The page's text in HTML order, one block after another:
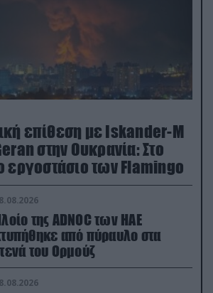
επίθεση με Iskander-M
στην Ουκρανία: Στο
εργοστάσιο των Flamingo
της ADNOC των ΗΑΕ
από πύραυλο στα
του Ορμούζ